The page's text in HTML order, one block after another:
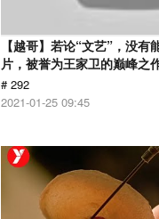
【越哥】若论“文艺”，没有
片，被誉为王家卫的巅峰之
# 292
2021-01-25 09:45